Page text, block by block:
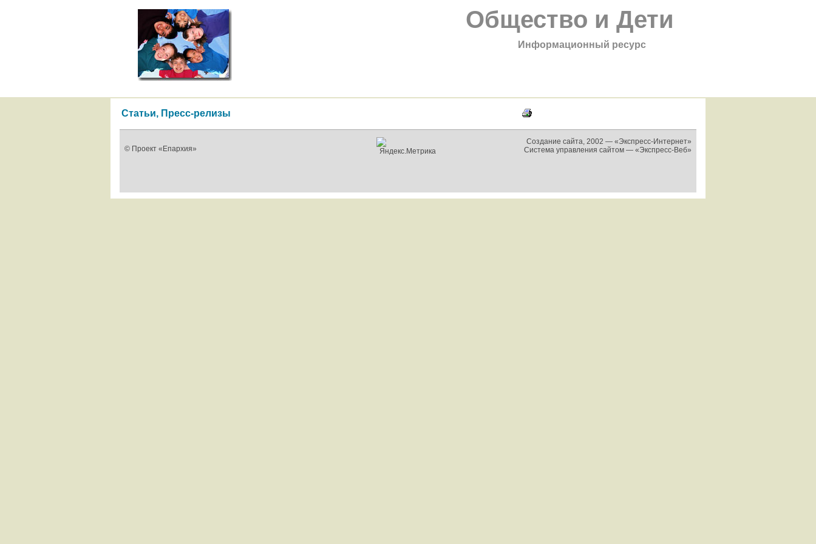
Общество и Дети
Информационный ресурс
Статьи, Пресс-релизы
© Проект «Епархия»
Создание сайта, 2002 — «Экспресс-Интернет»
Система управления сайтом — «Экспресс-Веб»